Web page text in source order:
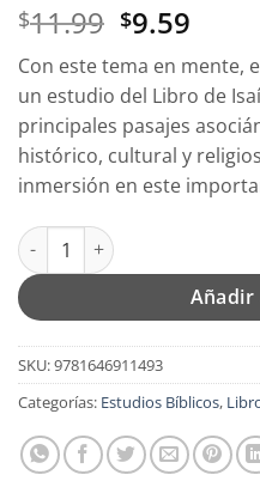
$11.99 El
original
era:
$11.99.
$9.59
es:
Con este tema en mente,
un estudio del Libro de
principales pasajes
histórico, cultural y
inmersión en este
El Mesías - Tapa Blanda -
Añadir
SKU:9781646911493
Categorías: Estudios Bíblicos,